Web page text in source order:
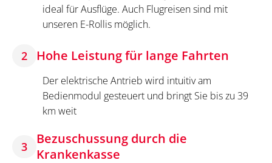
ideal für Ausflüge. Auch Flugreisen sind mit
unseren E-Rollis möglich.
2 Hohe Leistung für lange Fahrten
Der elektrische Antrieb wird intuitiv am
Bedienmodul gesteuert und bringt Sie bis zu 39
km weit
3
Bezuschussung durch die
Krankenkasse